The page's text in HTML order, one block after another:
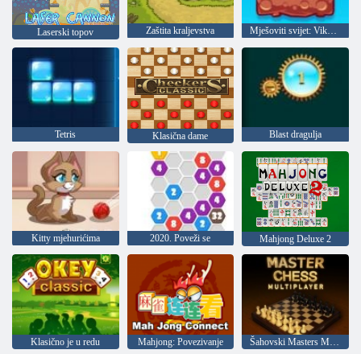
Laserski topov Zaštita kraljevstva Mješoviti svijet: Vikend
Tetris Klasična dame Blast dragulja
Kitty mjehurićima 2020. Poveži se Mahjong Deluxe 2
Klasično je u redu Mahjong: Povezivanje Šahovski Masters Multiplayer